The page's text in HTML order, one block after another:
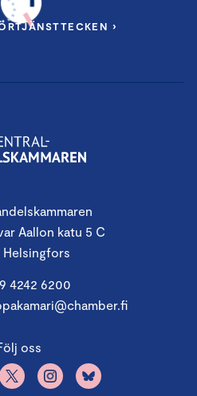
Aallon katu 5 C
Helsingfors
4242 6200
oss
›